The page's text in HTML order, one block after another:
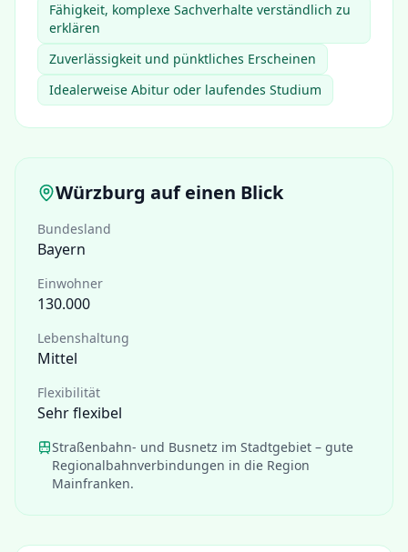
Fähigkeit, komplexe Sachverhalte verständlich zu
erklären
Zuverlässigkeit und pünktliches Erscheinen
Idealerweise Abitur oder laufendes Studium
Würzburg auf einen Blick
Bundesland
Bayern
Einwohner
130.000
Lebenshaltung
Mittel
Flexibilität
Sehr flexibel
Straßenbahn- und Busnetz im Stadtgebiet – gute
Regionalbahnverbindungen in die Region
Mainfranken.